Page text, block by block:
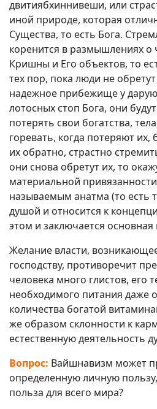
двитиябхиннивеши, или
иной природе, которая
Существа, то есть Бога.
коренится в размышлениях
Кришны и Его объектов, то
тех пор, пока люди не
надежное прибежище у
лотосных стоп Бога, они
потерять свои богатства,
горевать, когда потеряют их,
их обратно, страстно
они снова обретут их, то
материальной
называемым анатма (то есть
душой и относится к
этом и заключается
Желание власти,
господству, противоречит
человека много глистов, его
необходимого питания даже
количества богатой
же образом склонности к
естественную деятельность
Вопрос: Вайшнавизм может
определенную личную
польза для всего мира?